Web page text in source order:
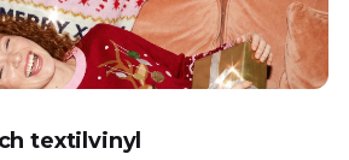
textilvinyl